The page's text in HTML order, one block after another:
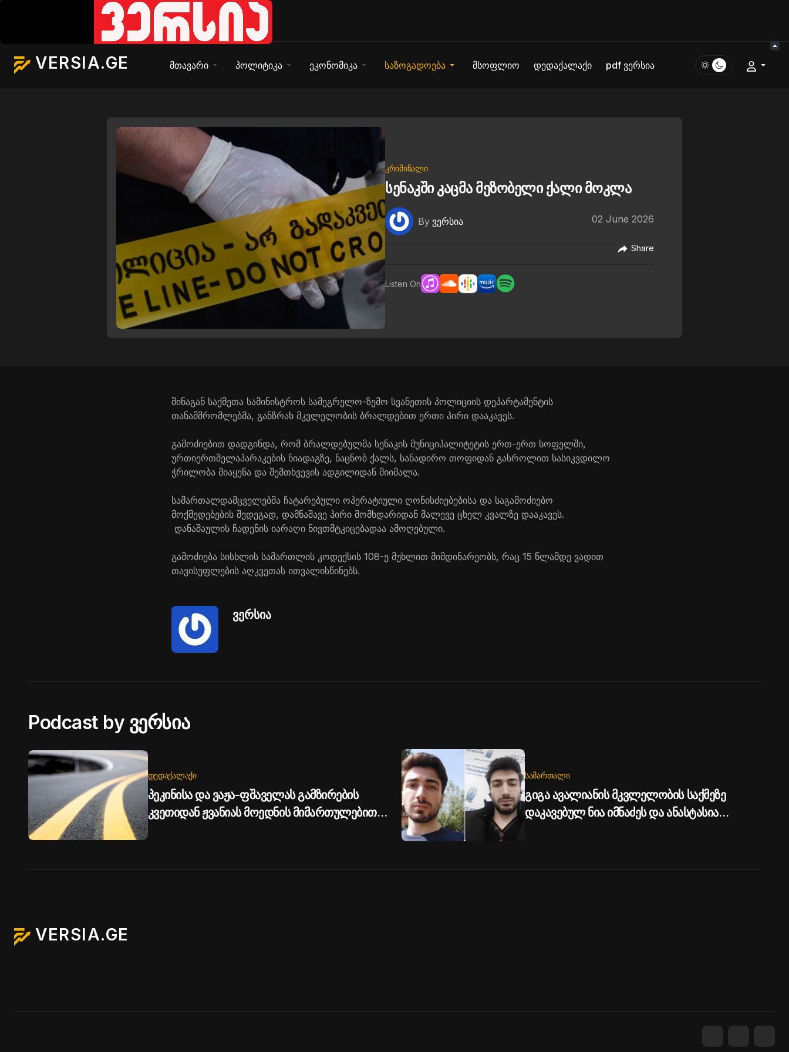
VERSIA.GE მთავარი პოლიტიკა ეკონომიკა საზოგადოება მსოფლიო დედაქალაქი pdf ვერსია
ᲙᲠᲘᲛᲘᲜᲐᲚᲘ
სენაკში კაცმა მეზობელი ქალი მოკლა
By ვერსია 02 June 2026
Share
Listen On
შინაგან საქმეთა სამინისტროს სამეგრელო-ზემო სვანეთის პოლიციის დეპარტამენტის
თანამშრომლებმა, განზრახ მკვლელობის ბრალდებით ერთი პირი დააკავეს.
გამოძიებით დადგინდა, რომ ბრალდებულმა სენაკის მუნიციპალიტეტის ერთ-ერთ სოფელში,
ურთიერთშელაპარაკების ნიადაგზე, ნაცნობ ქალს, სანადირო თოფიდან გასროლით სასიკვდილო
ჭრილობა მიაყენა და შემთხვევის ადგილიდან მიიმალა.
სამართალდამცველებმა ჩატარებული ოპერატიული ღონისძიებებისა და საგამოძიებო
მოქმედებების შედეგად, დამნაშავე პირი მომხდარიდან მალევე ცხელ კვალზე დააკავეს.
დანაშაულის ჩადენის იარაღი ნივთმტკიცებადაა ამოღებული.
გამოძიება სისხლის სამართლის კოდექსის 108-ე მუხლით მიმდინარეობს, რაც 15 წლამდე ვადით
თავისუფლების აღკვეთას ითვალისწინებს.
ვერსია
Podcast by ვერსია
ᲓᲔᲓᲐᲥᲐᲚᲐᲥᲘ
პეკინისა და ვაჟა-ფშაველას გამზირების
კვეთიდან ჟვანიას მოედნის მიმართულებით
მოძრაობა დროებით შეიზღუდება -
ᲡᲐᲛᲐᲠᲗᲐᲚᲘ
გიგა ავალიანის მკვლელობის საქმეზე
დაკავებულ ნია იმნაძეს და ანასტასია
VERSIA.GE